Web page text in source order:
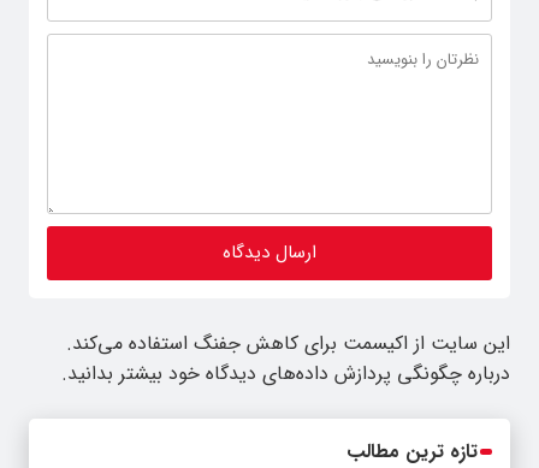
این سایت از اکیسمت برای کاهش جفنگ استفاده می‌کند.
درباره چگونگی پردازش داده‌های دیدگاه خود بیشتر بدانید.
تازه ترین مطالب